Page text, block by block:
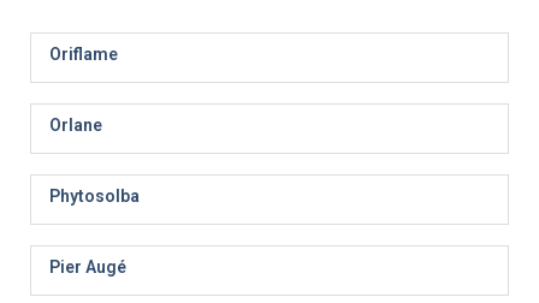
Oriflame
Orlane
Phytosolba
Pier Augé